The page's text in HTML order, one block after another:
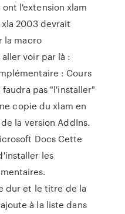
l'extension xlam
2003 devrait
la macro
voir par là :
: Cours
pas "l'installer"
copie du xlam en
la version AddIns.
Docs Cette
les
dur et le titre de la
à la liste dans